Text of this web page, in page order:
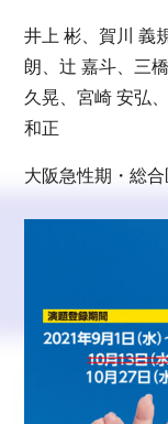
井上 彬、賀川 義
朗、辻 嘉斗、三
久晃、宮崎 安弘
和正
大阪急性期・総